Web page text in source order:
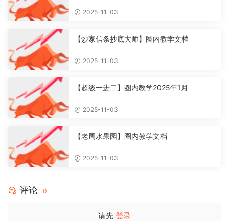
2025-11-03
【炒家信条抄底大师】圈内教学文档
2025-11-03
【超级一进二】圈内教学2025年1月
2025-11-03
【老周水果园】圈内教学文档
2025-11-03
评论 0
请先 登录